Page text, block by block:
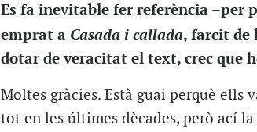
Es fa inevitable fer referència –per
emprat a Casada i callada, farcit de
dotar de veracitat el text, crec que
Moltes gràcies. Està guai perquè ells
tot en les últimes dècades, però ací